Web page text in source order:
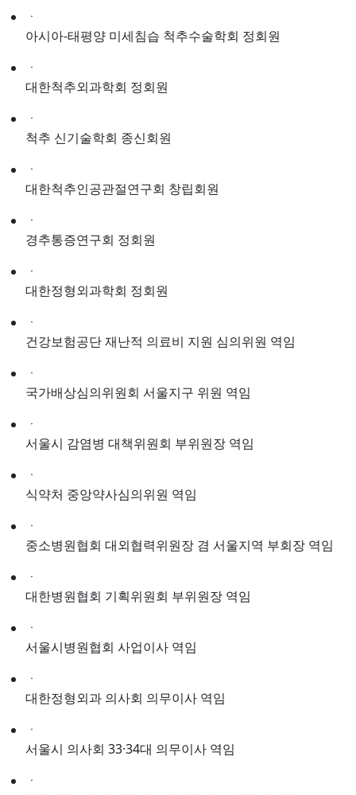
ㆍ
아시아-태평양 미세침습 척추수술학회 정회원
ㆍ
대한척추외과학회 정회원
ㆍ
척추 신기술학회 종신회원
ㆍ
대한척추인공관절연구회 창립회원
ㆍ
경추통증연구회 정회원
ㆍ
대한정형외과학회 정회원
ㆍ
건강보험공단 재난적 의료비 지원 심의위원 역임
ㆍ
국가배상심의위원회 서울지구 위원 역임
ㆍ
서울시 감염병 대책위원회 부위원장 역임
ㆍ
식약처 중앙약사심의위원 역임
ㆍ
중소병원협회 대외협력위원장 겸 서울지역 부회장 역임
ㆍ
대한병원협회 기획위원회 부위원장 역임
ㆍ
서울시병원협회 사업이사 역임
ㆍ
대한정형외과 의사회 의무이사 역임
ㆍ
서울시 의사회 33·34대 의무이사 역임
ㆍ